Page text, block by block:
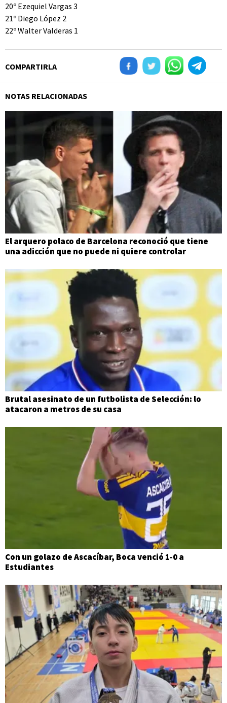
20º Ezequiel Vargas 3
21º Diego López 2
22º Walter Valderas 1
COMPARTIRLA
NOTAS RELACIONADAS
El arquero polaco de Barcelona reconoció que tiene
una adicción que no puede ni quiere controlar
Brutal asesinato de un futbolista de Selección: lo
atacaron a metros de su casa
Con un golazo de Ascacíbar, Boca venció 1-0 a
Estudiantes